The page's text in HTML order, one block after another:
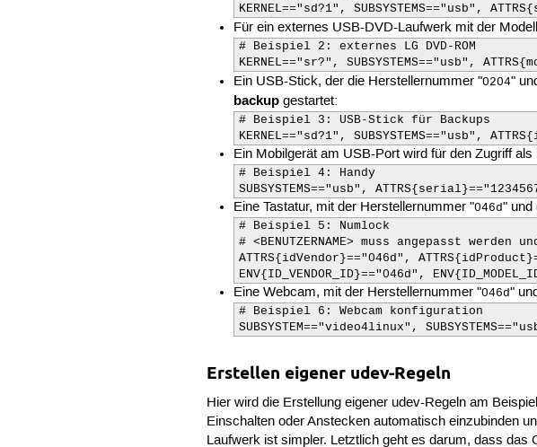
KERNEL=="sd?1", SUBSYSTEMS=="usb",
Für ein externes USB-DVD-Laufwerk mit der
# Beispiel 2: externes LG DVD-ROM
KERNEL=="sr?", SUBSYSTEMS=="usb",
Ein USB-Stick, der die Herstellernummer "0204"
backupgestartet:
# Beispiel 3: USB-Stick für Backups
KERNEL=="sd?1", SUBSYSTEMS=="usb",
Ein Mobilgerät am USB-Port wird für den Zugriff
# Beispiel 4: Handy
SUBSYSTEMS=="usb",
Eine Tastatur, mit der Herstellernummer "046d" und
# Beispiel 5: Numlock
# <BENUTZERNAME> muss angepasst
ATTRS{idVendor}=="046d",
ENV{ID_VENDOR_ID}=="046d",
Eine Webcam, mit der Herstellernummer "046d"
# Beispiel 6: Webcam konfiguration
SUBSYSTEM=="video4linux",
Erstellen eigener udev-Regeln
Hier wird die Erstellung eigener udev-Regeln am
Einschalten oder Anstecken automatisch einzubinden
Laufwerk ist simpler. Letztlich geht es darum, dass